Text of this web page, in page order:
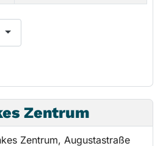
Zentrum
Zentrum, Augustastraße